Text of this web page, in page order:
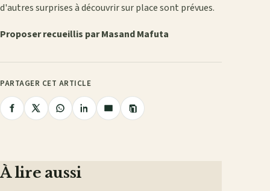
d'autres surprises à découvrir sur place sont prévues.
Proposer recueillis par Masand Mafuta
PARTAGER CET ARTICLE
PartagerPartagerPartagerPartagerPartager
Copier
le
À lire aussi